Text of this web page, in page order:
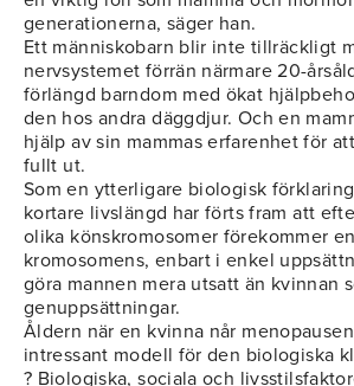
generationerna, säger han.
Ett människobarn blir inte tillräckligt
nervsystemet förrän närmare 20-
förlängd barndom med ökat
den hos andra däggdjur. Och en
hjälp av sin mammas erfarenhet för
fullt ut.
Som en ytterligare biologisk
kortare livslängd har förts fram att
olika könskromosomer förekommer
kromosomens, enbart i enkel
göra mannen mera utsatt än kvinnan
genuppsättningar.
Åldern när en kvinna når
intressant modell för den biologiska
? Biologiska, sociala och